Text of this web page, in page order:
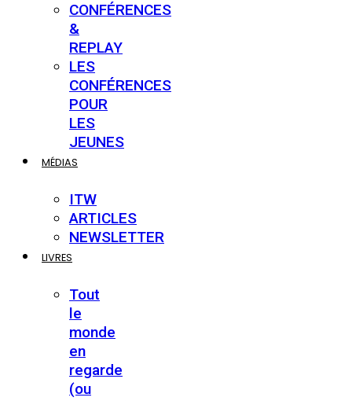
CONFÉRENCES
&
REPLAY
LES
CONFÉRENCES
POUR
LES
JEUNES
MÉDIAS
ITW
ARTICLES
NEWSLETTER
LIVRES
Tout
le
monde
en
regarde
(ou